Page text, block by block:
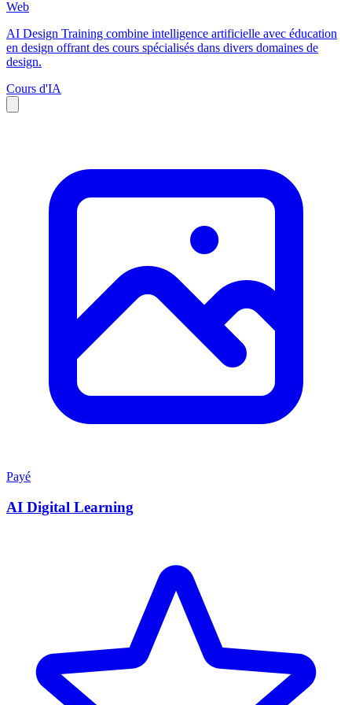
Web
AI Design Training combine intelligence artificielle avec éducation
en design offrant des cours spécialisés dans divers domaines de
design.
Cours d'IA
Payé
AI Digital Learning